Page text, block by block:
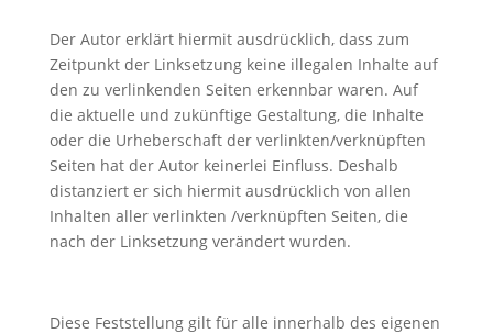
Der Autor erklärt hiermit ausdrücklich, dass zum
Zeitpunkt der Linksetzung keine illegalen Inhalte auf
den zu verlinkenden Seiten erkennbar waren. Auf
die aktuelle und zukünftige Gestaltung, die Inhalte
oder die Urheberschaft der verlinkten/verknüpften
Seiten hat der Autor keinerlei Einfluss. Deshalb
distanziert er sich hiermit ausdrücklich von allen
Inhalten aller verlinkten /verknüpften Seiten, die
nach der Linksetzung verändert wurden.
Diese Feststellung gilt für alle innerhalb des eigenen